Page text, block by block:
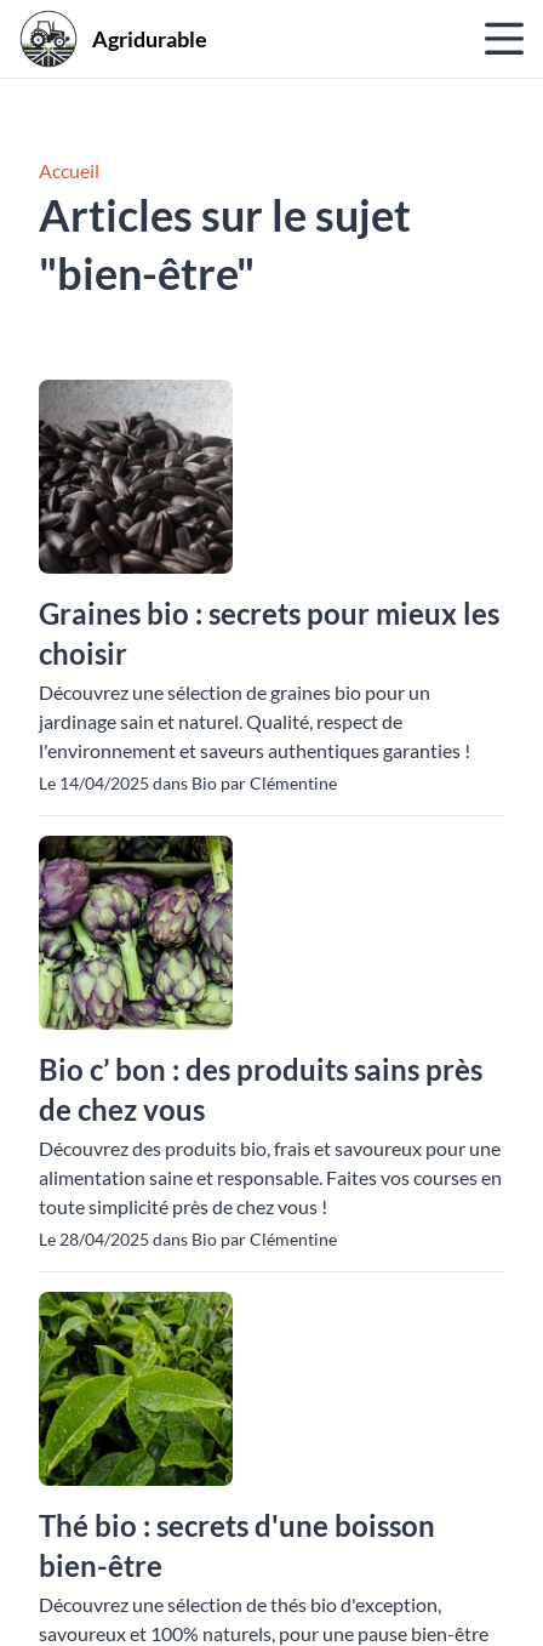
Agridurable
Accueil
Articles sur le sujet
"bien-être"
Graines bio : secrets pour mieux les
choisir
Découvrez une sélection de graines bio pour un
jardinage sain et naturel. Qualité, respect de
l'environnement et saveurs authentiques garanties !
Le 14/04/2025 dans Bio par Clémentine
Bio c’ bon : des produits sains près
de chez vous
Découvrez des produits bio, frais et savoureux pour une
alimentation saine et responsable. Faites vos courses en
toute simplicité près de chez vous !
Le 28/04/2025 dans Bio par Clémentine
Thé bio : secrets d'une boisson
bien-être
Découvrez une sélection de thés bio d'exception,
savoureux et 100% naturels, pour une pause bien-être